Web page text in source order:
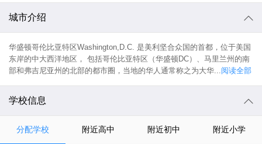
城市介绍
华盛顿哥伦比亚特区Washington,D.C. 是美利坚合众国的首都，位于美国
东岸的中大西洋地区， 包括哥伦比亚特区（华盛顿DC）、马里兰州的南
部和弗吉尼亚州的北部的都市圈，当地的华人通常称之为大华...阅读全部
学校信息
分配学校 附近高中 附近初中 附近小学